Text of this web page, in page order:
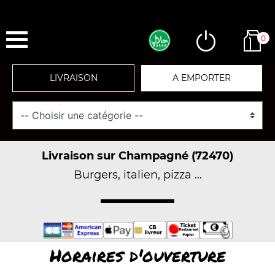
0
LIVRAISON A EMPORTER
Livraison sur Champagné (72470)
Burgers, italien, pizza ...
Horaires d'ouverture